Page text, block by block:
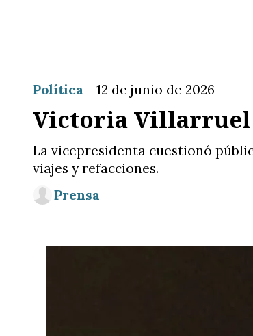
Victoria Villarruel
La vicepresidenta cuestionó
viajes y refacciones.
Política 12 de junio de 2026
Prensa